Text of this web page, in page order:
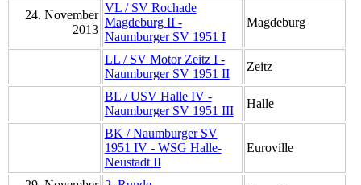
24. November
2013
VL / SV Rochade
Magdeburg II -
Naumburger SV 1951 I
Magdeburg
LL / SV Motor Zeitz I -
Naumburger SV 1951 II
Zeitz
BL / USV Halle IV -
Naumburger SV 1951 III
Halle
BK / Naumburger SV
1951 IV - WSG Halle-
Neustadt II
Euroville